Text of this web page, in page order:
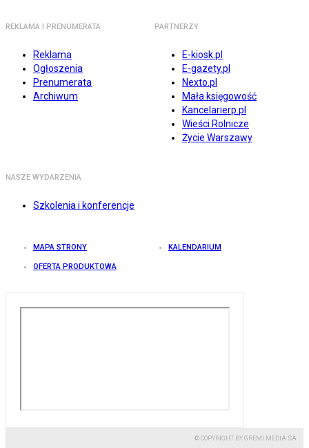
REKLAMA I PRENUMERATA
Reklama
Ogłoszenia
Prenumerata
Archiwum
PARTNERZY
E-kiosk.pl
E-gazety.pl
Nexto.pl
Mała księgowość
Kancelarierp.pl
Wieści Rolnicze
Życie Warszawy
NASZE WYDARZENIA
Szkolenia i konferencje
MAPA STRONY KALENDARIUM
OFERTA PRODUKTOWA
© COPYRIGHT BY GREMI MEDIA SA